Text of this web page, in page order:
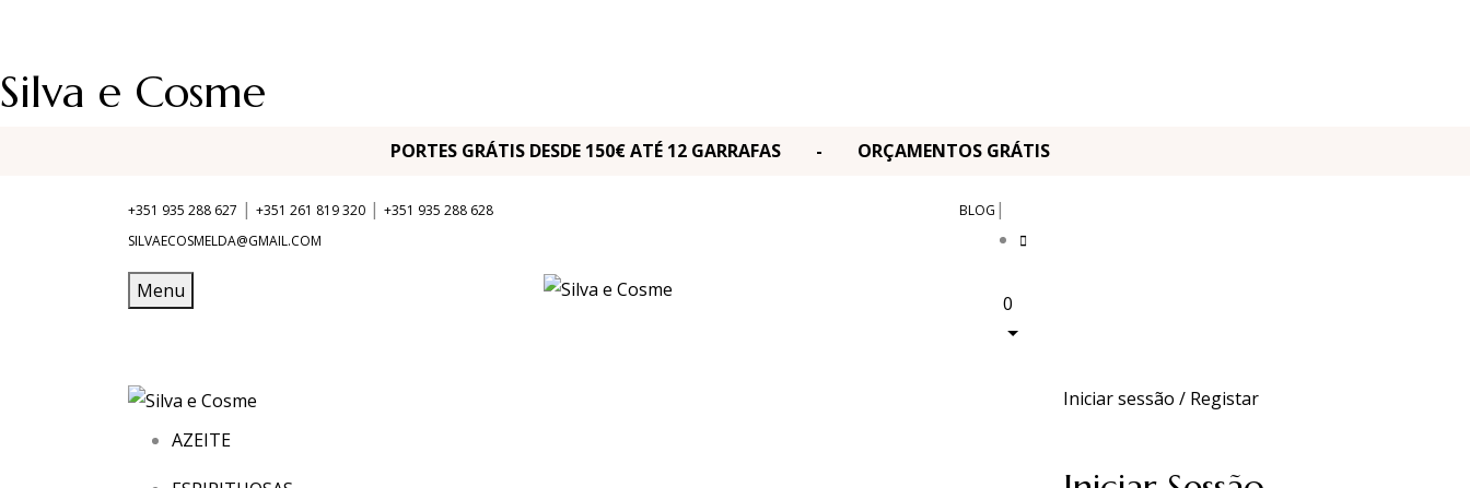
Silva e Cosme
PORTES GRÁTIS DESDE 150€ ATÉ 12 GARRAFAS - ORÇAMENTOS GRÁTIS
+351 935 288 627 | +351 261 819 320 | +351 935 288 628
SILVAECOSMELDA@GMAIL.COM
BLOG |
Menu
0
AZEITE
Iniciar sessão / Registar